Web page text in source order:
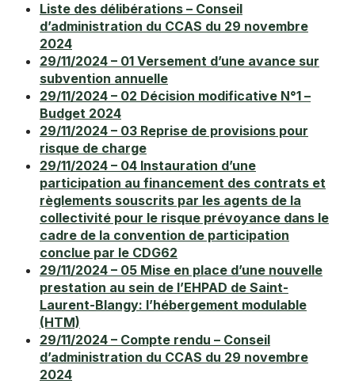
Liste des délibérations – Conseil
d’administration du CCAS du 29 novembre
2024
29/11/2024 – 01 Versement d’une avance sur
subvention annuelle
29/11/2024 – 02 Décision modificative N°1 –
Budget 2024
29/11/2024 – 03 Reprise de provisions pour
risque de charge
29/11/2024 – 04 Instauration d’une
participation au financement des contrats et
règlements souscrits par les agents de la
collectivité pour le risque prévoyance dans le
cadre de la convention de participation
conclue par le CDG62
29/11/2024 – 05 Mise en place d’une nouvelle
prestation au sein de l’EHPAD de Saint-
Laurent-Blangy: l’hébergement modulable
(HTM)
29/11/2024 – Compte rendu – Conseil
d’administration du CCAS du 29 novembre
2024